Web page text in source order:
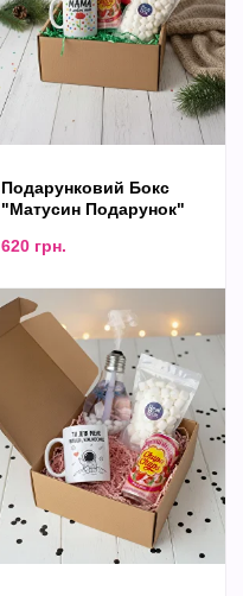
Подарунковий Бокс
"Матусин Подарунок"
620 грн.